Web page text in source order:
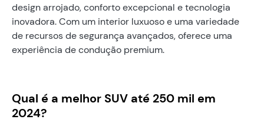
design arrojado, conforto excepcional e tecnologia
inovadora. Com um interior luxuoso e uma variedade
de recursos de segurança avançados, oferece uma
experiência de condução premium.
Qual é a melhor SUV até 250 mil em
2024?